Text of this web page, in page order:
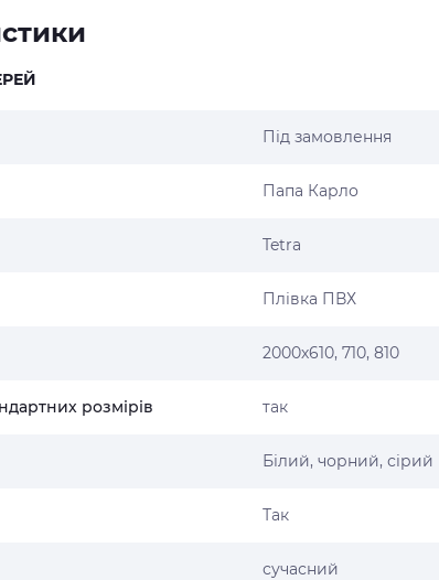
Під замовлення
Папа Карло
Tetra
Плівка ПВХ
2000х610, 710, 810
розмірів так
Білий, чорний, сірий
Так
сучасний